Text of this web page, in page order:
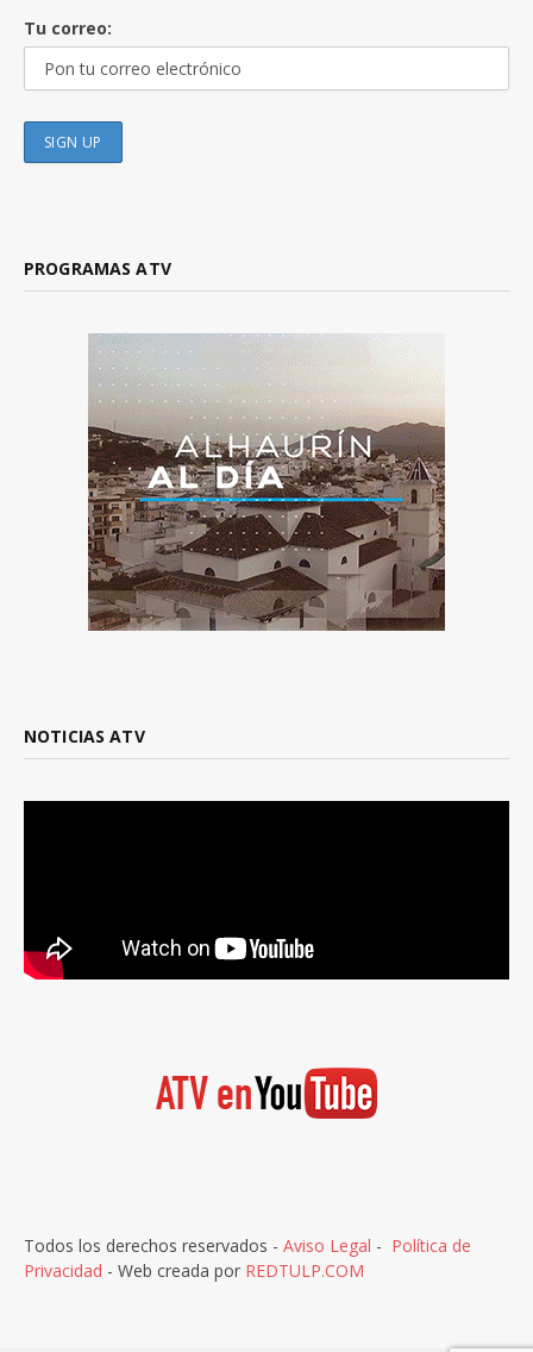
Tu correo:
PROGRAMAS ATV
NOTICIAS ATV
Todos los derechos reservados - Aviso Legal - Política de
Privacidad - Web creada por REDTULP.COM